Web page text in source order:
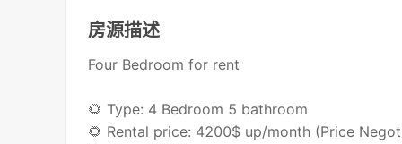
房源描述
Four Bedroom for rent
🌻 Type: 4 Bedroom 5 bathroom
🌻 Rental price: 4200$ up/month (Price